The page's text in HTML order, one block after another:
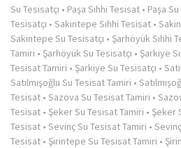
Su Tesisatçı • Paşa Sıhhi Tesisat • Paşa
Tesisatçı • Sakintepe Sıhhi Tesisat •
Sakintepe Su Tesisatçı • Şarhöyük Sıhhi
Tamiri • Şarhöyük Su Tesisatçı • Şarkiye
Tesisat Tamiri • Şarkiye Su Tesisatçı •
Satılmışoğlu Su Tesisat Tamiri •
Tesisat • Sazova Su Tesisat Tamiri •
Tesisat • Şeker Su Tesisat Tamiri • Şeker
Tesisat • Sevinç Su Tesisat Tamiri •
Tesisat • Şirintepe Su Tesisat Tamiri •